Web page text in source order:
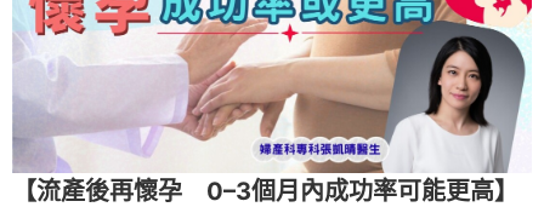
【流產後再懷孕 0–3個月內成功率可能更高】